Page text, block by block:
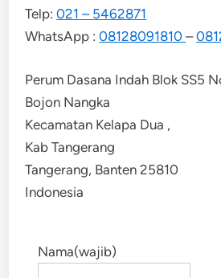
Telp:021 – 5462871
WhatsApp :08128091810–
Perum Dasana Indah Blok SS5
Bojon Nangka
Kecamatan Kelapa Dua ,
Kab Tangerang
Tangerang, Banten 25810
Indonesia
Nama(wajib)